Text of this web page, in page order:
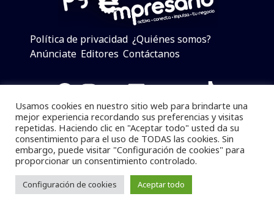
Política de privacidad ¿Quiénes somos?
Anúnciate Editores Contáctanos
Facebook
Instagram
Twitter
LinkedIn
Telegram
YouTube
TikTok
Pymempresario © 2025 Todos los derechos reservados.
Se prohibe el uso de la información total o parcial sin
dar referencia a la fuente.
Desarrollado poryalla ya!
Usamos cookies en nuestro sitio web para brindarte una
mejor experiencia recordando sus preferencias y visitas
repetidas. Haciendo clic en "Aceptar todo" usted da su
consentimiento para el uso de TODAS las cookies. Sin
embargo, puede visitar "Configuración de cookies" para
proporcionar un consentimiento controlado.
Configuración de cookies Aceptar todo